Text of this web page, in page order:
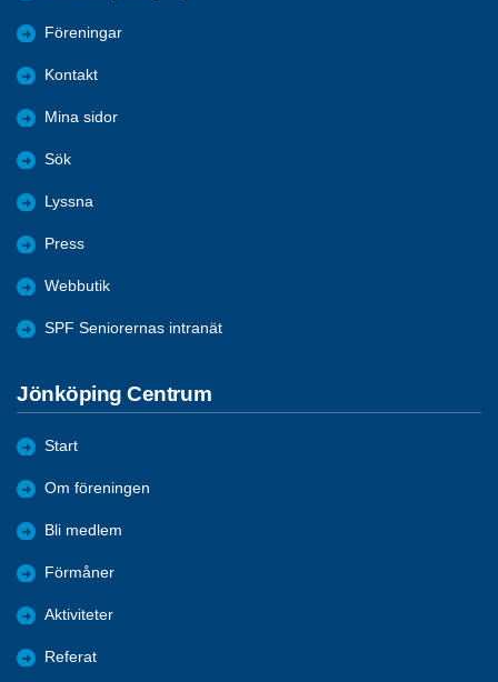
Föreningar
Kontakt
Mina sidor
Sök
Lyssna
Press
Webbutik
SPF Seniorernas intranät
Jönköping Centrum
Start
Om föreningen
Bli medlem
Förmåner
Aktiviteter
Referat